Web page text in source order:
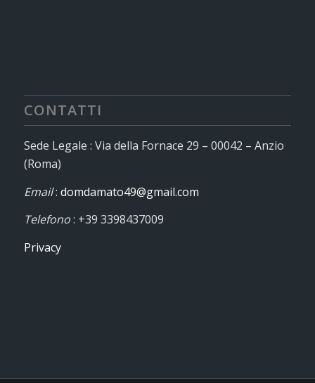
CONTATTI
Sede Legale : Via della Fornace 29 – 00042 – Anzio
(Roma)
Email: domdamato49@gmail.com
Telefono: +39 3398437009
Privacy